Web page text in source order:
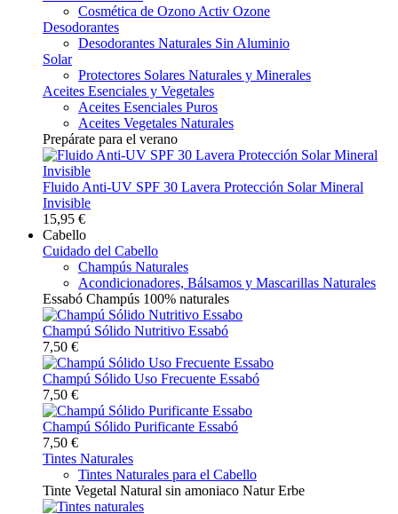
Cosmética de Ozono Activ Ozone
Desodorantes
Desodorantes Naturales Sin Aluminio
Solar
Protectores Solares Naturales y Minerales
Aceites Esenciales y Vegetales
Aceites Esenciales Puros
Aceites Vegetales Naturales
Prepárate para el verano
Fluido Anti-UV SPF 30 Lavera Protección Solar Mineral
Invisible
15,95 €
Cabello
Cuidado del Cabello
Champús Naturales
Acondicionadores, Bálsamos y Mascarillas Naturales
Essabó Champús 100% naturales
Champú Sólido Nutritivo Essabó
7,50 €
Champú Sólido Uso Frecuente Essabó
7,50 €
Champú Sólido Purificante Essabó
7,50 €
Tintes Naturales
Tintes Naturales para el Cabello
Tinte Vegetal Natural sin amoniaco Natur Erbe